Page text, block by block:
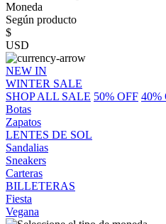
Moneda
Según producto
$
USD
NEW IN
WINTER SALE
SHOP ALL SALE 50% OFF 40%
Botas
Zapatos
LENTES DE SOL
Sandalias
Sneakers
Carteras
BILLETERAS
Fiesta
Vegana